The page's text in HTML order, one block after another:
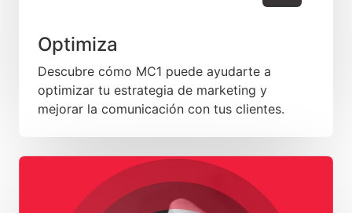
Optimiza
Descubre cómo MC1 puede ayudarte a
optimizar tu estrategia de marketing y
mejorar la comunicación con tus clientes.